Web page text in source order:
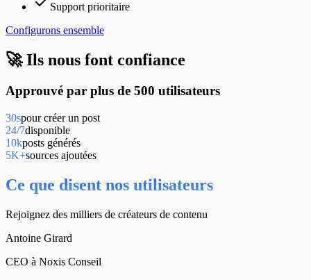
Support prioritaire
Configurons ensemble
🚀 Ils nous font confiance
Approuvé par plus de 500 utilisateurs
30spour créer un post
24/7disponible
10kposts générés
5K+sources ajoutées
Ce que disent nos utilisateurs
Rejoignez des milliers de créateurs de contenu
Antoine Girard
CEO à Noxis Conseil